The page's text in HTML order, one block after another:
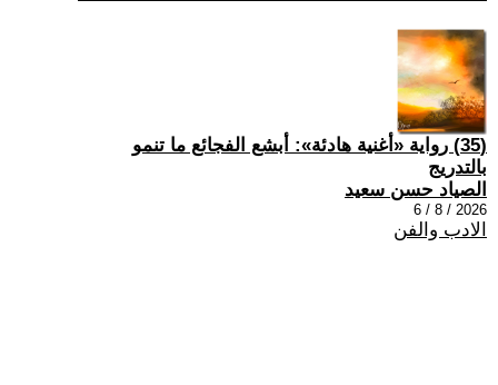
(35) رواية «أغنية هادئة»: أبشع الفجائع ما تنمو
بالتدريج
الصياد حسن سعيد
2026 / 8 / 6
الادب والفن